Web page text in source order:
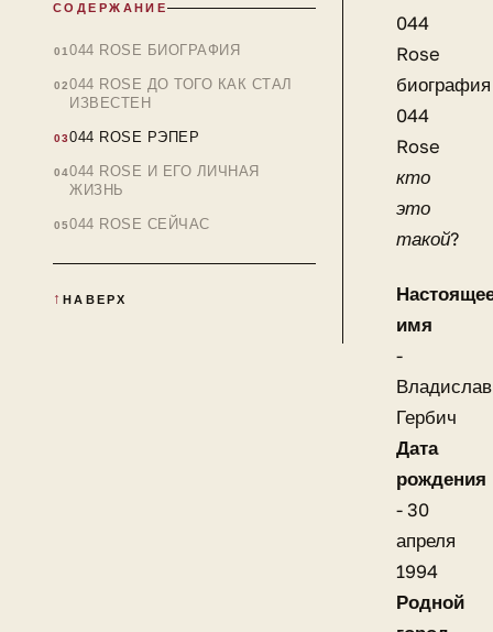
СОДЕРЖАНИЕ
044 ROSE БИОГРАФИЯ
044 ROSE ДО ТОГО КАК СТАЛ
ИЗВЕСТЕН
044 ROSE РЭПЕР
044 ROSE И ЕГО ЛИЧНАЯ
ЖИЗНЬ
044 ROSE СЕЙЧАС
НАВЕРХ
044
Rose
биография
044
Rose
кто
это
такой?
имя
-
Владислав
Гербич
Дата
рождения
- 30
апреля
1994
Родной